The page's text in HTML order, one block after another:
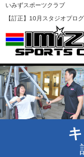
いみずスポーツクラブ
【訂正】10月スタジオプロ